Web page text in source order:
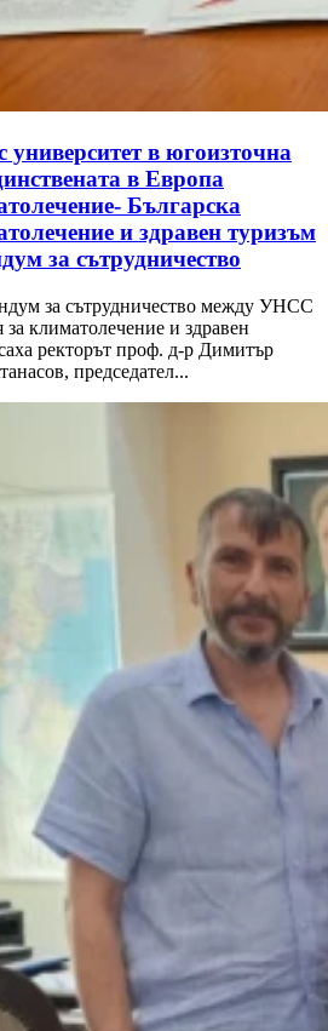
университет в югоизточна
в Европа
Българска
и здравен туризъм
за сътрудничество
за сътрудничество между УНСС
климатолечение и здравен
ректорът проф. д-р Димитър
председател...